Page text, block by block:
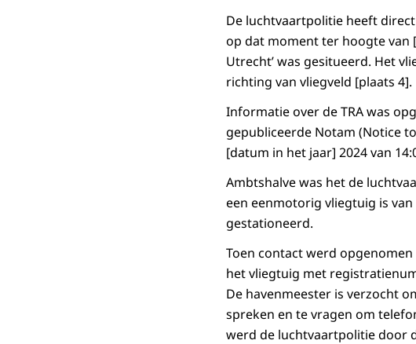
De luchtvaartpolitie heeft
op dat moment ter hoogte van
Utrecht’ was gesitueerd. Het
richting van vliegveld [plaats 4].
Informatie over de TRA was
gepubliceerde Notam (Notice
[datum in het jaar] 2024 van
Ambtshalve was het de
een eenmotorig vliegtuig is
gestationeerd.
Toen contact werd
het vliegtuig met
De havenmeester is verzocht
spreken en te vragen om
werd de luchtvaartpolitie door